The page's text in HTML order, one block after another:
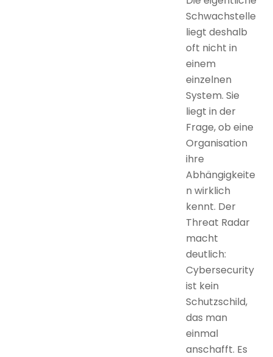
Schwachstelle
liegt deshalb
oft nicht in
einem
einzelnen
System. Sie
liegt in der
Frage, ob eine
Organisation
ihre
Abhängigkeite
n wirklich
kennt. Der
Threat Radar
macht
deutlich:
Cybersecurity
ist kein
Schutzschild,
das man
einmal
anschafft. Es